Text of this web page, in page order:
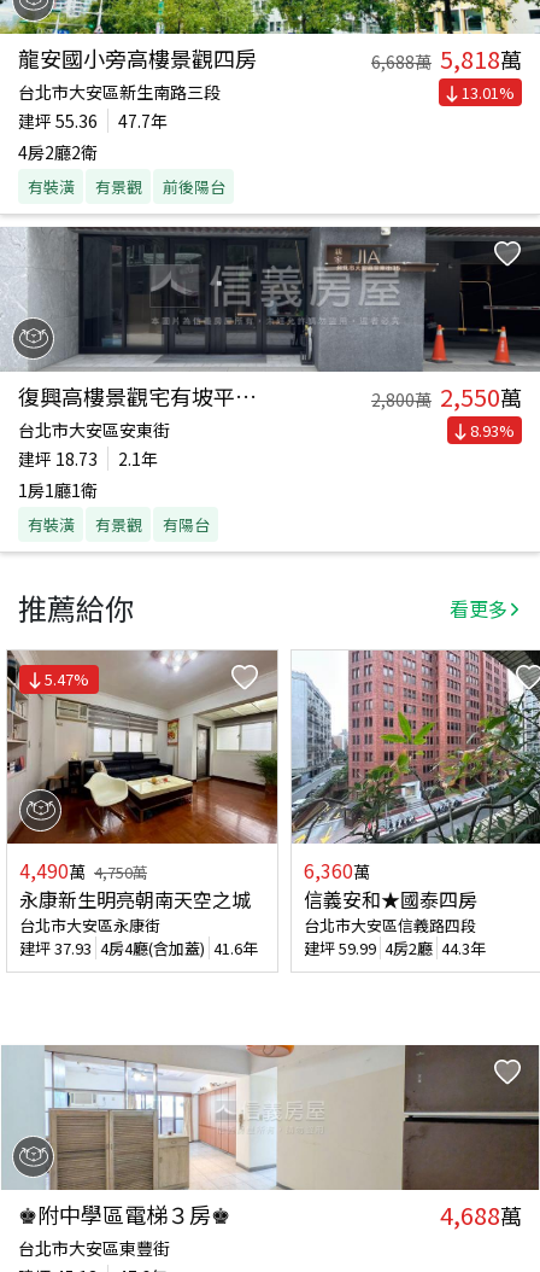
龍安國小旁高樓景觀四房 6,688萬 5,818萬
台北市大安區新生南路三段
建坪 55.36
47.7年
4房2廳2衛
有裝潢 有景觀 前後陽台
13.01%
復興高樓景觀宅有坡平車位 2,800萬 2,550萬
台北市大安區安東街
建坪 18.73
2.1年
1房1廳1衛
有裝潢 有景觀 有陽台
8.93%
推薦給你 看更多
5.47%
4,490萬 4,750萬
永康新生明亮朝南天空之城
台北市大安區永康街
建坪37.93 4房4廳(含加蓋) 41.6年
6,360萬
信義安和★國泰四房
台北市大安區信義路四段
建坪59.99 4房2廳 44.3年
♚附中學區電梯３房♚ 4,688萬
台北市大安區東豐街